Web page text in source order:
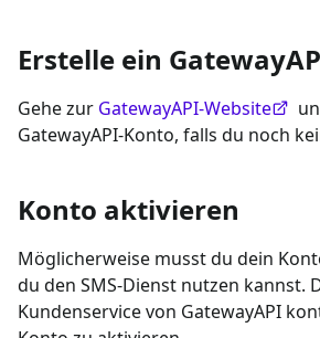
Erstelle ein
Gehe zur GatewayAPI-Website
GatewayAPI-Konto, falls du noch
Konto aktivieren
Möglicherweise musst du dein
du den SMS-Dienst nutzen kannst.
Kundenservice von GatewayAPI